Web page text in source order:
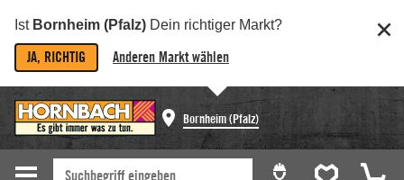
Ist Bornheim (Pfalz) Dein richtiger Markt?
JA, RICHTIG Anderen Markt wählen
Bornheim (Pfalz)